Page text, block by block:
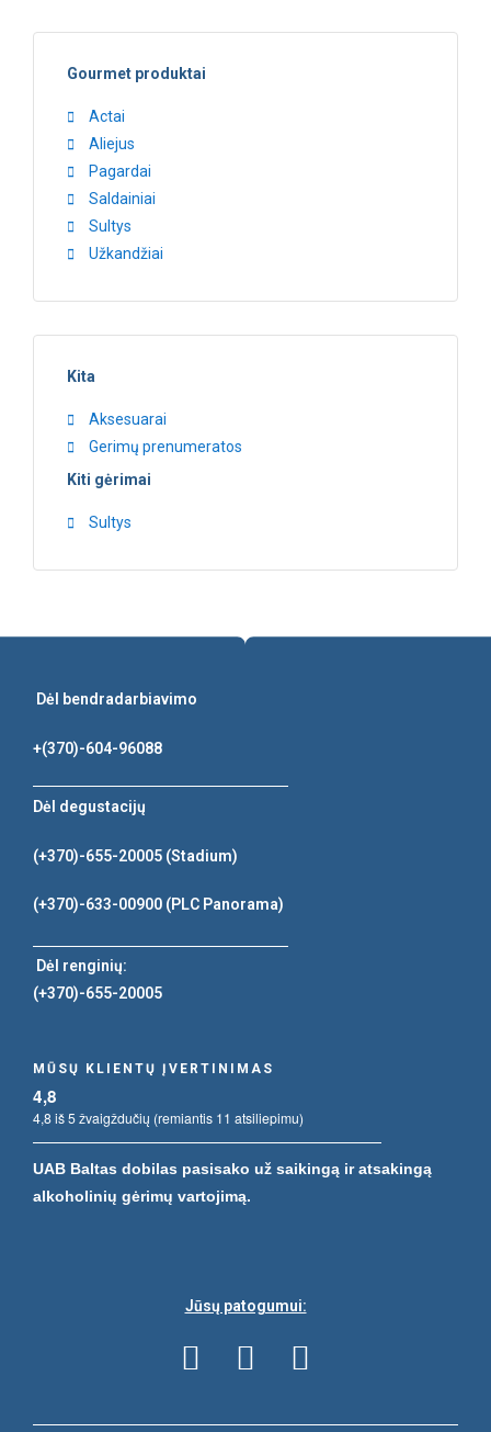
Gourmet produktai
Actai
Aliejus
Pagardai
Saldainiai
Sultys
Užkandžiai
Kita
Aksesuarai
Gerimų prenumeratos
Kiti gėrimai
Sultys
Dėl bendradarbiavimo
+(370)-604-96088
Dėl degustacijų
(+370)-655-20005 (Stadium)
(+370)-633-00900 (PLC Panorama)
Dėl renginių:
(+370)-655-20005
MŪSŲ KLIENTŲ ĮVERTINIMAS
4,8
4,8 iš 5 žvaigždučių (remiantis 11 atsiliepimu)
UAB Baltas dobilas pasisako už saikingą ir atsakingą
alkoholinių gėrimų vartojimą.
Jūsų patogumui: